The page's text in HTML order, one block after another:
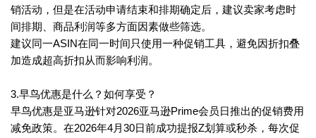
销活动，但是在活动申请结束和排期确定后，建议卖家考虑时
间排期、商品利润等多方面因素做些筛选。
建议同一ASIN在同一时间只使用一种促销工具，避免因折扣叠
加造成超高折扣从而影响利润。
3.早鸟优惠是什么？如何享受？
早鸟优惠是亚马逊针对2026亚马逊Prime会员日推出的促销费用
减免政策。在2026年4月30日前成功提报Z划算或秒杀，每次促